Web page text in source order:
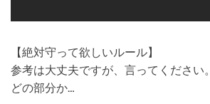
【絶対守って欲しいルール】
参考は大丈夫ですが、言ってください。
どの部分か…